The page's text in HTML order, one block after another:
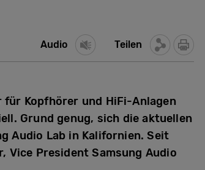
Audio Teilen
Kopfhörer und HiFi-Anlagen
Grund genug, sich die aktuellen
Audio Lab in Kalifornien. Seit
Vice President Samsung Audio